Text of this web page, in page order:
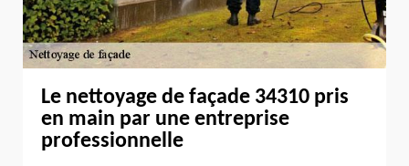
Le nettoyage de façade 34310 pris
en main par une entreprise
professionnelle